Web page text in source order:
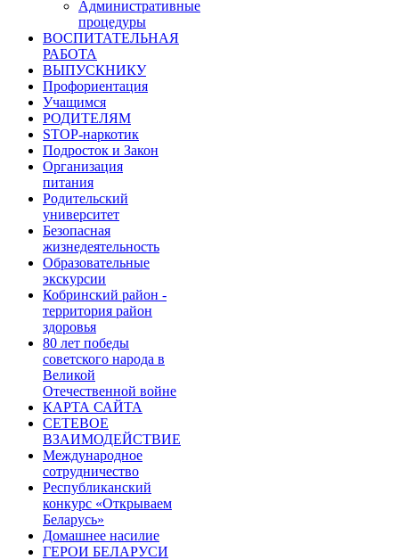
Административные
процедуры
ВОСПИТАТЕЛЬНАЯ
РАБОТА
ВЫПУСКНИКУ
Профориентация
Учащимся
РОДИТЕЛЯМ
STOP-наркотик
Подросток и Закон
Организация
питания
Родительский
университет
Безопасная
жизнедеятельность
Образовательные
экскурсии
Кобринский район -
территория район
здоровья
80 лет победы
советского народа в
Великой
Отечественной войне
КАРТА САЙТА
СЕТЕВОЕ
ВЗАИМОДЕЙСТВИЕ
Международное
сотрудничество
Республиканский
конкурс «Открываем
Беларусь»
Домашнее насилие
ГЕРОИ БЕЛАРУСИ